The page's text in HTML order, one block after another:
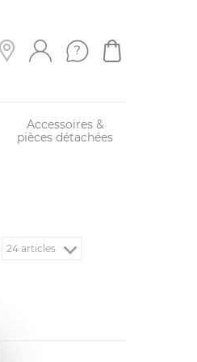
Accessoires &
pièces détachées